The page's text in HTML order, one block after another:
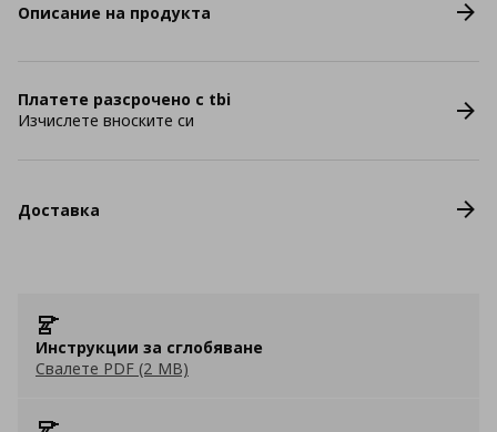
Описание на продукта
Платете разсрочено с tbi
Изчислете вноските си
Доставка
Инструкции за сглобяване
Свалете PDF (2 MB)